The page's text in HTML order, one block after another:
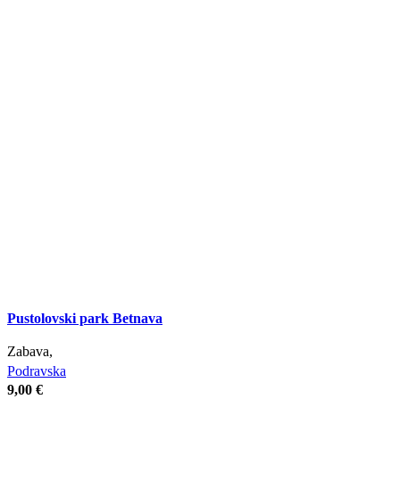
Pustolovski park Betnava
Zabava,
Podravska
9,00 €